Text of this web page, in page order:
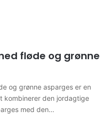
fløde og grønne
og grønne asparges er en
kombinerer den jordagtige
med den…